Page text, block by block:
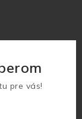
pre vás!